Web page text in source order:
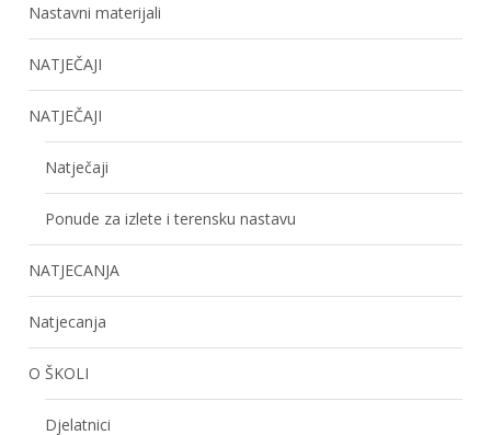
Nastavni materijali
NATJEČAJI
NATJEČAJI
Natječaji
Ponude za izlete i terensku nastavu
NATJECANJA
Natjecanja
O ŠKOLI
Djelatnici